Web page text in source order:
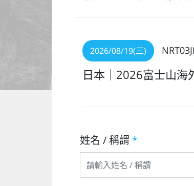
2026/08/19(三)
日本｜2026富士山海
姓名 / 稱謂 *